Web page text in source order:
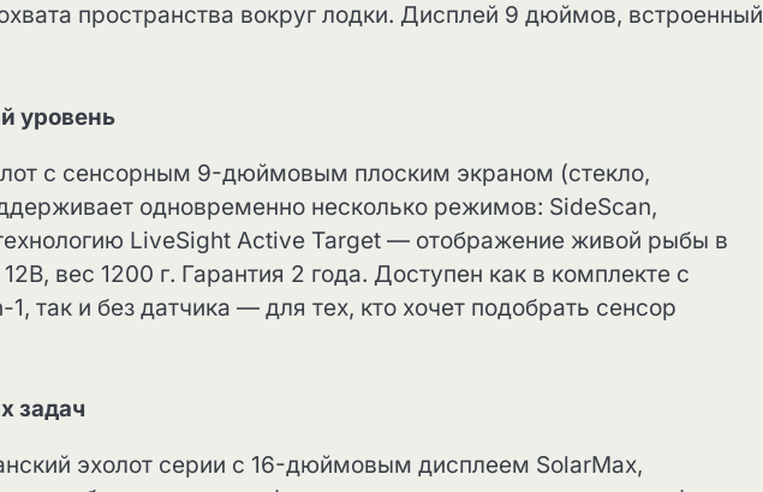
пространства вокруг лодки. Дисплей 9 дюймов, встроенный
уровень
с сенсорным 9-дюймовым плоским экраном (стекло,
одновременно несколько режимов: SideScan,
LiveSight Active Target — отображение живой рыбы в
вес 1200 г. Гарантия 2 года. Доступен как в комплекте с
так и без датчика — для тех, кто хочет подобрать сенсор
задач
эхолот серии с 16-дюймовым дисплеем SolarMax,